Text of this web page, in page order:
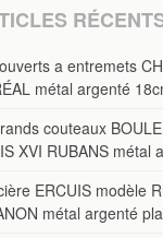
a entremets
métal argenté
couteaux
XVI RUBANS métal
ERCUIS modèle
métal argenté